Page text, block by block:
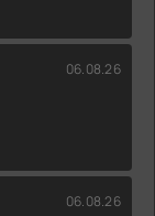
06.08.26
06.08.26